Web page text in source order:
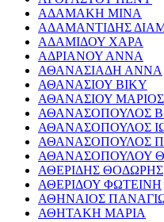
ΑΔΑΜΑΚΗ ΜΙΝΑ
ΑΔΑΜΑΝΤΙΔΗΣ
ΑΔΑΜΙΔΟΥ ΧΑΡΑ
ΑΔΡΙΑΝΟΥ ΑΝΝΑ
ΑΘΑΝΑΣΙΑΔΗ ΑΝΝΑ
ΑΘΑΝΑΣΙΟΥ ΒΙΚΥ
ΑΘΑΝΑΣΙΟΥ ΜΑΡΙΟΣ
ΑΘΑΝΑΣΟΠΟΥΛΟΣ
ΑΘΑΝΑΣΟΠΟΥΛΟΣ
ΑΘΑΝΑΣΟΠΟΥΛΟΣ
ΑΘΑΝΑΣΟΠΟΥΛΟΥ
ΑΘΕΡΙΔΗΣ ΘΟΔΩΡΗΣ
ΑΘΕΡΙΔΟΥ ΦΩΤΕΙΝΗ
ΑΘΗΝΑΙΟΣ
ΑΘΗΤΑΚΗ ΜΑΡΙΑ